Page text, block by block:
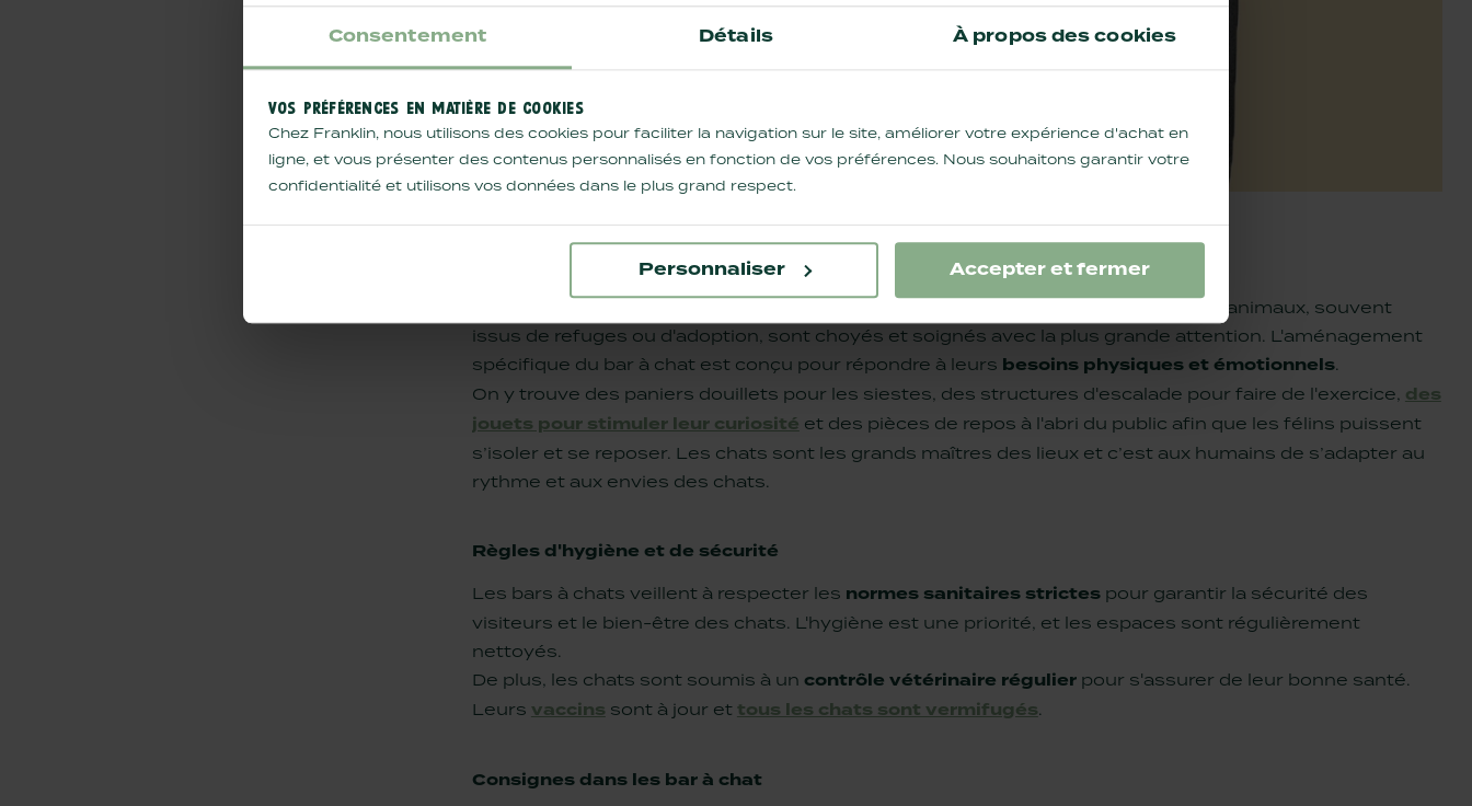
Consentement Détails À propos des cookies
VOS PRÉFÉRENCES EN MATIÈRE DE COOKIES
Chez Franklin, nous utilisons des cookies pour faciliter la navigation sur le site, améliorer votre expérience d'achat en
ligne, et vous présenter des contenus personnalisés en fonction de vos préférences. Nous souhaitons garantir votre
confidentialité et utilisons vos données dans le plus grand respect.
Personnaliser Accepter et fermer
BAR À CHAT : LE BIEN-ÊTRE DES CHATS, UNE PRIORITÉ
Dans un bar à chat, le bien-être des chats est placé au cœur de l'expérience. Ces animaux, souvent
issus de refuges ou d'adoption, sont choyés et soignés avec la plus grande attention. L'aménagement
spécifique du bar à chat est conçu pour répondre à leurs besoins physiques et émotionnels.
On y trouve des paniers douillets pour les siestes, des structures d'escalade pour faire de l'exercice, des
jouets pour stimuler leur curiosité et des pièces de repos à l'abri du public afin que les félins puissent
s’isoler et se reposer. Les chats sont les grands maîtres des lieux et c’est aux humains de s’adapter au
rythme et aux envies des chats.
Règles d'hygiène et de sécurité
Les bars à chats veillent à respecter les normes sanitaires strictes pour garantir la sécurité des
visiteurs et le bien-être des chats. L'hygiène est une priorité, et les espaces sont régulièrement
nettoyés.
De plus, les chats sont soumis à un contrôle vétérinaire régulier pour s'assurer de leur bonne santé.
Leurs vaccins sont à jour et tous les chats sont vermifugés.
Consignes dans les bar à chat